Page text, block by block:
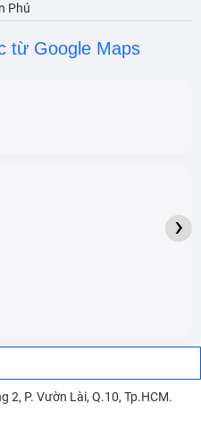
Phú
từ Google Maps
›
2, P. Vườn Lài, Q.10, Tp.HCM.